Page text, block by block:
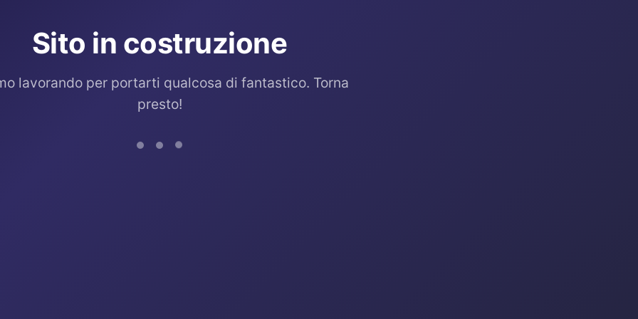
Sito in costruzione
lavorando per portarti qualcosa di fantastico. Torna
presto!